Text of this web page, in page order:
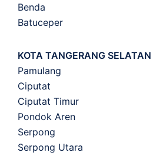
Benda
Batuceper
KOTA TANGERANG SELATAN
Pamulang
Ciputat
Ciputat Timur
Pondok Aren
Serpong
Serpong Utara